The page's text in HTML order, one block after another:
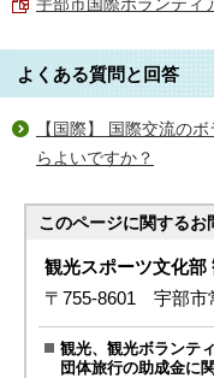
宇部市国際ボランティ
よくある質問と回答
【国際】 国際交流の
らよいですか？
このページに関するお
観光スポーツ文化部
〒755-8601 宇部市
観光、観光ボランテ
団体旅行の助成金に